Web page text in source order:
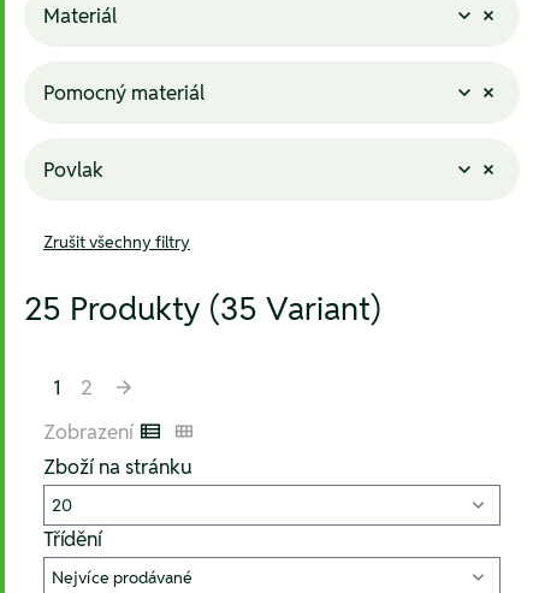
Materiál
Pomocný materiál
Povlak
Zrušit všechny filtry
25 Produkty (35 Variant)
1
2
Zobrazení Listenansicht
Kachelansicht
Zboží na stránku
Třídění